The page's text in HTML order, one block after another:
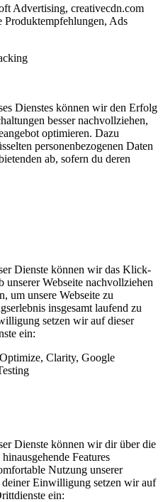
Advertising, creativecdn.com
Ads
Dienstes können wir den Erfolg
besser nachvollziehen,
optimieren. Dazu
personenbezogenen Daten
ab, sofern du deren
Dienste können wir das Klick-
unserer Webseite nachvollziehen
um unsere Webseite zu
insgesamt laufend zu
setzen wir auf dieser
ein:
Clarity, Google
Dienste können wir dir über die
Features
Nutzung unserer
Einwilligung setzen wir auf
ein: